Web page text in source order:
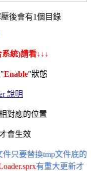
壓後會有1個目錄
統)請看↓↓↓
Enable"狀態
對應的位置
會生效
只要替換tmp文件底的
有重大更新才